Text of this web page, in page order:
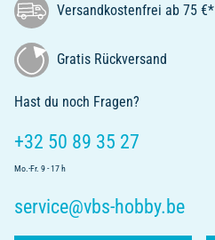
Versandkostenfrei ab 75 €*
Gratis Rückversand
Hast du noch Fragen?
+32 50 89 35 27
Mo.-Fr. 9 - 17 h
service@vbs-hobby.be